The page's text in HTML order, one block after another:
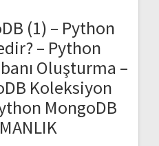
(1) – Python
– Python
Oluşturma –
Koleksiyon
MongoDB